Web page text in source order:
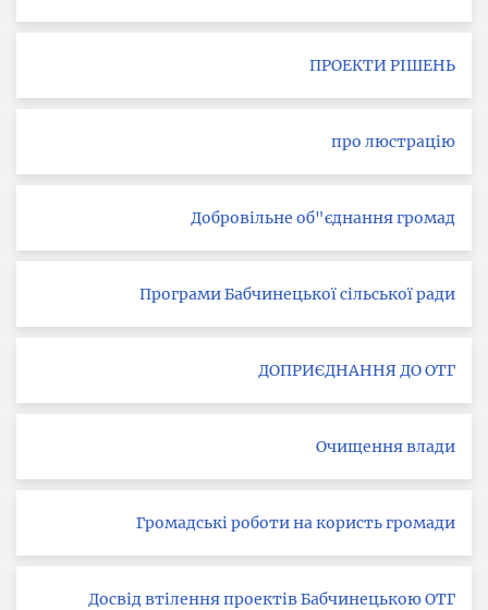
ПРОЕКТИ РІШЕНЬ
про люстрацію
Добровільне об"єднання громад
Програми Бабчинецької сільської ради
ДОПРИЄДНАННЯ ДО ОТГ
Очищення влади
Громадські роботи на користь громади
Досвід втілення проектів Бабчинецькою ОТГ